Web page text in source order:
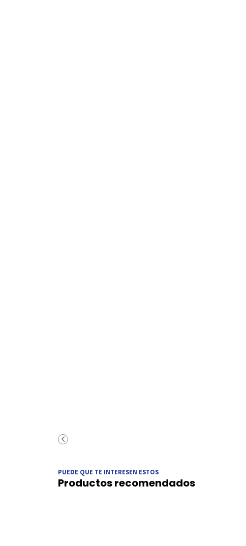
PUEDE QUE TE INTERESEN ESTOS
Productos recomendados